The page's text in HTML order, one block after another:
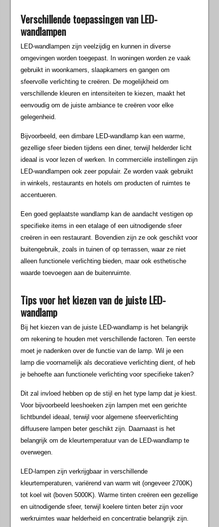
Verschillende toepassingen van LED-
wandlampen
LED-wandlampen zijn veelzijdig en kunnen in diverse
omgevingen worden toegepast. In woningen worden ze vaak
gebruikt in woonkamers, slaapkamers en gangen om
sfeervolle verlichting te creëren. De mogelijkheid om
verschillende kleuren en intensiteiten te kiezen, maakt het
eenvoudig om de juiste ambiance te creëren voor elke
gelegenheid.
Bijvoorbeeld, een dimbare LED-wandlamp kan een warme,
gezellige sfeer bieden tijdens een diner, terwijl helderder licht
ideaal is voor lezen of werken. In commerciële instellingen zijn
LED-wandlampen ook zeer populair. Ze worden vaak gebruikt
in winkels, restaurants en hotels om producten of ruimtes te
accentueren.
Een goed geplaatste wandlamp kan de aandacht vestigen op
specifieke items in een etalage of een uitnodigende sfeer
creëren in een restaurant. Bovendien zijn ze ook geschikt voor
buitengebruik, zoals in tuinen of op terrassen, waar ze niet
alleen functionele verlichting bieden, maar ook esthetische
waarde toevoegen aan de buitenruimte.
Tips voor het kiezen van de juiste LED-
wandlamp
Bij het kiezen van de juiste LED-wandlamp is het belangrijk
om rekening te houden met verschillende factoren. Ten eerste
moet je nadenken over de functie van de lamp. Wil je een
lamp die voornamelijk als decoratieve verlichting dient, of heb
je behoefte aan functionele verlichting voor specifieke taken?
Dit zal invloed hebben op de stijl en het type lamp dat je kiest.
Voor bijvoorbeeld leeshoeken zijn lampen met een gerichte
lichtbundel ideaal, terwijl voor algemene sfeerverlichting
diffuusere lampen beter geschikt zijn. Daarnaast is het
belangrijk om de kleurtemperatuur van de LED-wandlamp te
overwegen.
LED-lampen zijn verkrijgbaar in verschillende
kleurtemperaturen, variërend van warm wit (ongeveer 2700K)
tot koel wit (boven 5000K). Warme tinten creëren een gezellige
en uitnodigende sfeer, terwijl koelere tinten beter zijn voor
werkruimtes waar helderheid en concentratie belangrijk zijn.